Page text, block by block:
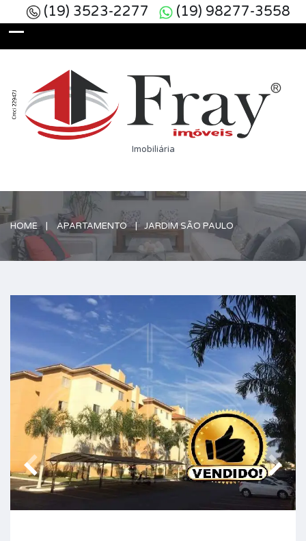
(19) 98277-3558
(19) 3523-2277
Imobiliária
HOME APARTAMENTO JARDIM SÃO PAULO